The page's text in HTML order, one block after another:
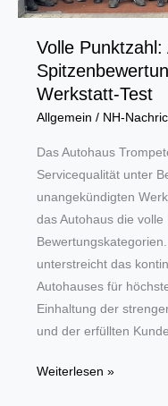
Volle
Werkstatt-Test
Allgemein / NH-
Das Autohaus
Servicequalität unter
unangekündigten
das Autohaus die volle
unterstreicht das
Autohauses für
Einhaltung der
und der erfüllten
Volle
Weiterlesen »